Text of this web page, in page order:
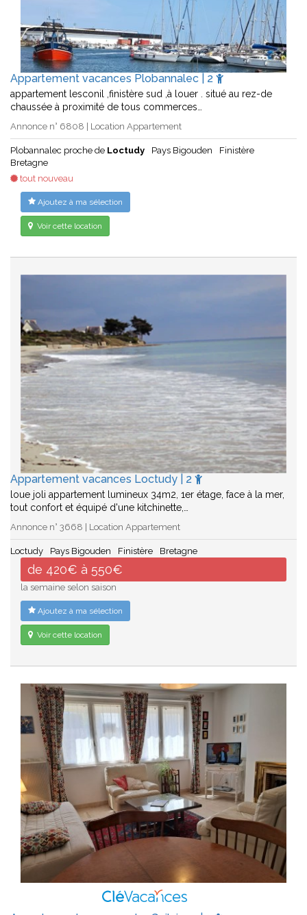
Appartement vacances Plobannalec | 2
appartement lesconil ,finistère sud ,à louer . situé au rez-de
chaussée à proximité de tous commerces…
Annonce n° 6808 | Location Appartement
Plobannalec proche de Loctudy Pays Bigouden
Finistère
Bretagne
tout nouveau
Ajoutez à ma sélection
Voir cette location
Appartement vacances Loctudy | 2
loue joli appartement lumineux 34m2, 1er étage, face à la mer,
tout confort et équipé d'une kitchinette,…
Annonce n° 3668 | Location Appartement
Loctudy Pays Bigouden Finistère Bretagne
de 420€ à 550€
la semaine selon saison
Ajoutez à ma sélection
Voir cette location